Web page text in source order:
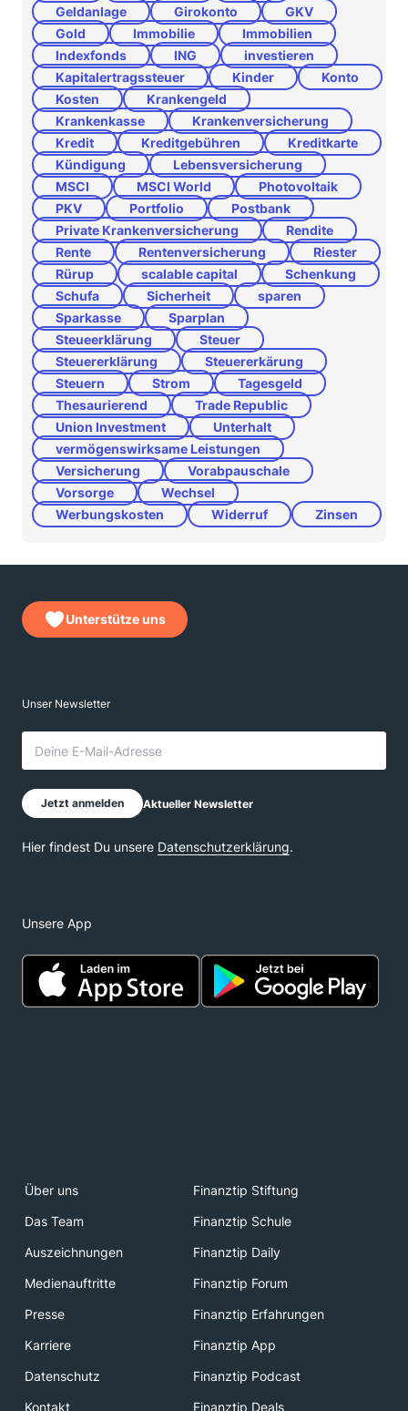
Geldanlage
Girokonto
GKV
Gold
Immobilie
Immobilien
Indexfonds
ING
investieren
Kapitalertragssteuer
Kinder
Konto
Kosten
Krankengeld
Krankenkasse
Krankenversicherung
Kredit
Kreditgebühren
Kreditkarte
Kündigung
Lebensversicherung
MSCI
MSCI World
Photovoltaik
PKV
Portfolio
Postbank
Private Krankenversicherung
Rendite
Rente
Rentenversicherung
Riester
Rürup
scalable capital
Schenkung
Schufa
Sicherheit
sparen
Sparkasse
Sparplan
Steueerklärung
Steuer
Steuererklärung
Steuererkärung
Steuern
Strom
Tagesgeld
Thesaurierend
Trade Republic
Union Investment
Unterhalt
vermögenswirksame Leistungen
Versicherung
Vorabpauschale
Vorsorge
Wechsel
Werbungskosten
Widerruf Zinsen
Unterstütze uns
Unsere App
Über uns
Finanztip Stiftung
Das Team
Finanztip Schule
Auszeichnungen
Finanztip Daily
Medienauftritte
Finanztip Forum
Presse
Finanztip Erfahrungen
Karriere
Finanztip App
Datenschutz
Finanztip Podcast
Kontakt
Finanztip Deals